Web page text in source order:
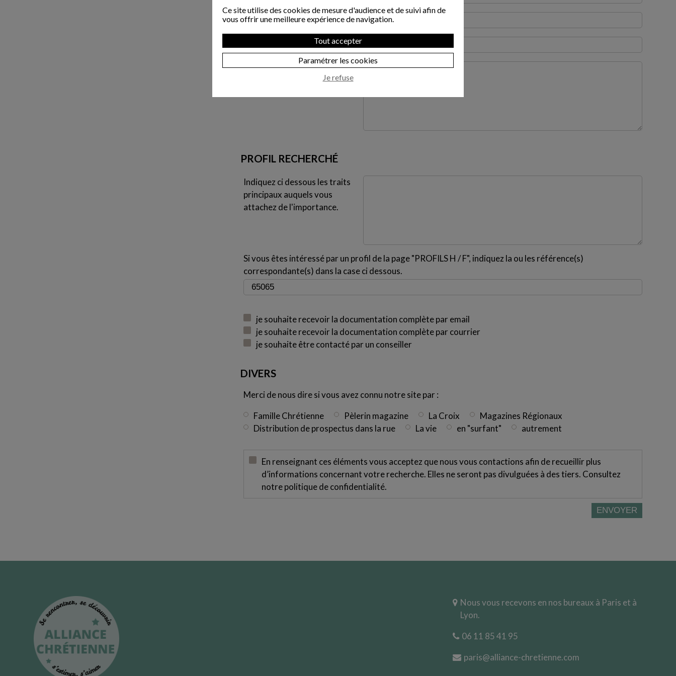
Situation familiale
*
Commentaire
PROFIL RECHERCHÉ
Indiquez ci dessous les traits
principaux auquels vous
attachez de l'importance.
Si vous êtes intéressé par un profil de la page "PROFILS H / F", indiquez la ou les référence(s)
correspondante(s) dans la case ci dessous.
je souhaite recevoir la documentation complète par email
je souhaite recevoir la documentation complète par courrier
je souhaite être contacté par un conseiller
DIVERS
Merci de nous dire si vous avez connu notre site par :
Famille Chrétienne
Pèlerin magazine La Croix
Magazines Régionaux
Distribution de prospectus dans la rue
La vie en "surfant" autrement
En renseignant ces éléments vous acceptez que nous vous contactions afin de recueillir plus
d’informations concernant votre recherche. Elles ne seront pas divulguées à des tiers. Consultez
notrepolitique de confidentialité.
Nous vous recevons en nos bureaux à Paris et à
Lyon.
06 11 85 41 95
paris@alliance-chretienne.com
Ce site utilise des cookies de mesure d'audience et de suivi afin de
vous offrir une meilleure expérience de navigation.
Tout accepter
Paramétrer les cookies
Je refuse